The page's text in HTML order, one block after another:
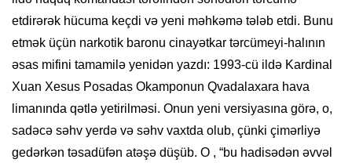
etdirərək hücuma keçdi və yeni məhkəmə tələb etdi. Bunu
etmək üçün narkotik baronu cinayətkar tərcümeyi-halının
əsas mifini tamamilə yenidən yazdı: 1993-cü ildə Kardinal
Xuan Xesus Posadas Okamponun Qvadalaxara hava
limanında qətlə yetirilməsi. Onun yeni versiyasına görə, o,
sadəcə səhv yerdə və səhv vaxtda olub, çünki çimərliyə
gedərkən təsadüfən atəşə düşüb. O , “bu hadisədən əvvəl